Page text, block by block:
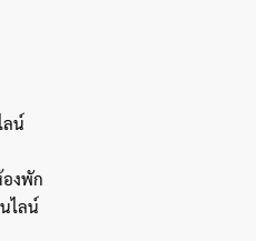
ลน์
องพัก
ไลน์